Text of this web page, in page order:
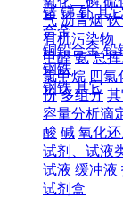
气 沥青烟
有机污染物
甲醛 氨 总
氯甲烷 四氯
份 多组分 其
容量分析滴
酸 碱 氧化
试剂、试液
试液 缓冲液
试剂盒
锗 锑 钋 其
合金
铜铅合金 铅
钢铁
钢铁 其它